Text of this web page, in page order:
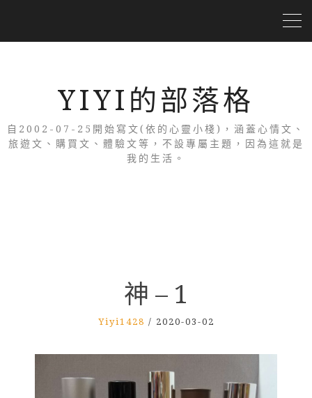
YIYI的部落格
自2002-07-25開始寫文(依的心靈小棧)，涵蓋心情文、
旅遊文、購買文、體驗文等，不設專屬主題，因為這就是
我的生活。
神 – 1
Yiyi1428 / 2020-03-02